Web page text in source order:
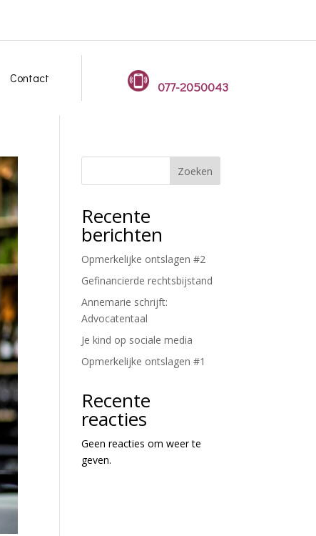
Contact
077-2050043
Zoeken
Recente
berichten
Opmerkelijke ontslagen #2
Gefinancierde rechtsbijstand
Annemarie schrijft:
Advocatentaal
Je kind op sociale media
Opmerkelijke ontslagen #1
Recente
reacties
Geen reacties om weer te
geven.